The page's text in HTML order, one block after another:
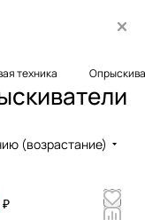
техника
(возрастание)
₽